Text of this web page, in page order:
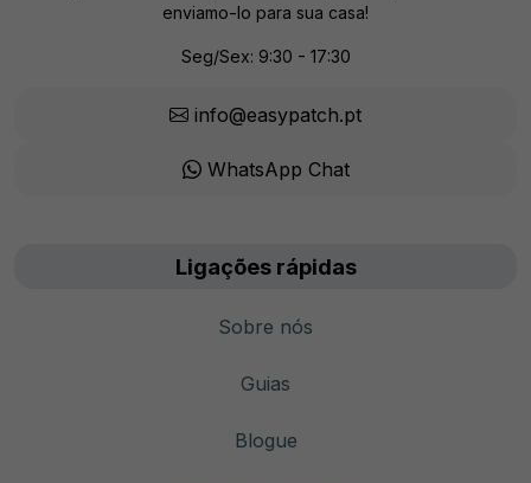
enviamo-lo para sua casa!
Seg/Sex: 9:30 - 17:30
info@easypatch.pt
WhatsApp Chat
Ligações rápidas
Sobre nós
Guias
Blogue